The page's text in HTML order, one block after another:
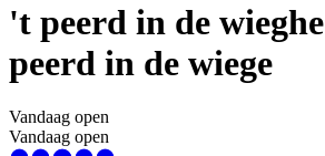
't peerd in de wieghe
peerd in de wiege
Vandaag open
Vandaag open